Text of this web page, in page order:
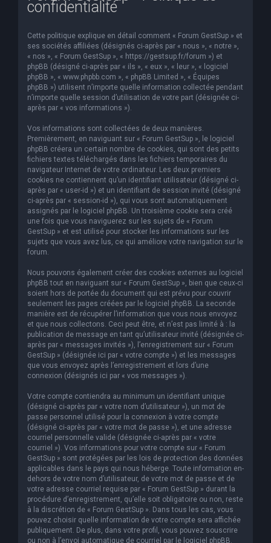
confidentialité
Cette politique explique en détail comment « Forum GestSup » et
ses sociétés affiliées (désignés ci-après par « nous », « notre »,
« nos », « Forum GestSup », « https://gestsup.fr/forum ») et
phpBB (désigné ci-après par « ils », « eux », « leur », « logiciel
phpBB », « www.phpbb.com », « phpBB Limited », « Équipes
phpBB ») utilisent n’importe quelle information collectée pendant
n’importe quelle session d’utilisation de votre part (désignée ci-
après par « vos informations »).
Vos informations sont collectées de deux manières.
Premièrement, en naviguant sur « Forum GestSup », le logiciel
phpBB créera un certain nombre de cookies, qui sont des petits
fichiers textes téléchargés dans les fichiers temporaires du
navigateur Internet de votre ordinateur. Les deux premiers
cookies ne contiennent qu’un identifiant utilisateur (désigné ci-
après par « user-id ») et un identifiant de session invité (désigné
ci-après par « session-id »), qui vous sont automatiquement
assignés par le logiciel phpBB. Un troisième cookie sera créé
une fois que vous naviguerez sur les sujets de « Forum
GestSup » et est utilisé pour stocker les informations sur les
sujets que vous avez lus, ce qui améliore votre navigation sur le
forum.
Nous pouvons également créer des cookies externes au logiciel
phpBB tout en naviguant sur « Forum GestSup », bien que ceux-ci
soient hors de portée du document qui est prévu pour couvrir
seulement les pages créées par le logiciel phpBB. La seconde
manière est de récupérer l’information que vous nous envoyez
et que nous collectons. Ceci peut être, et n’est pas limité à : la
publication de message en tant qu’utilisateur invité (désignée ci-
après par « messages invités »), l’enregistrement sur « Forum
GestSup » (désignée ici par « votre compte ») et les messages
que vous envoyez après l’enregistrement et lors d’une
connexion (désignés ici par « vos messages »).
Votre compte contiendra au minimum un identifiant unique
(désigné ci-après par « votre nom d’utilisateur »), un mot de
passe personnel utilisé pour la connexion à votre compte
(désigné ci-après par « votre mot de passe »), et une adresse
courriel personnelle valide (désignée ci-après par « votre
courriel »). Vos informations pour votre compte sur « Forum
GestSup » sont protégées par les lois de protection des données
applicables dans le pays qui nous héberge. Toute information en-
dehors de votre nom d’utilisateur, de votre mot de passe et de
votre adresse courriel requise par « Forum GestSup » durant la
procédure d’enregistrement, qu’elle soit obligatoire ou non, reste
à la discrétion de « Forum GestSup ». Dans tous les cas, vous
pouvez choisir quelle information de votre compte sera affichée
publiquement. De plus, dans votre profil, vous pouvez souscrire
ou non à l’envoi automatique de courriel par le logiciel phpBB.